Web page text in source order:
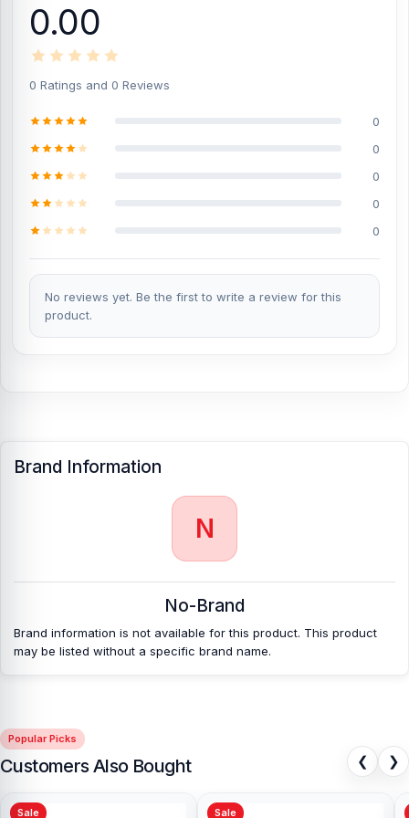
0.00
0 Ratings and 0 Reviews
0
0
0
0
0
No reviews yet. Be the first to write a review for this
product.
Brand Information
N
No-Brand
Brand information is not available for this product. This product
may be listed without a specific brand name.
Popular Picks
Customers Also Bought ❮ ❯
Sale Sale